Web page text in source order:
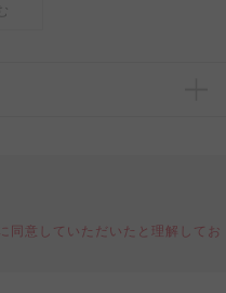
をお届けいたします。
でございますので、斎
類を迷われたらまずお
同意していただいたと理解してお